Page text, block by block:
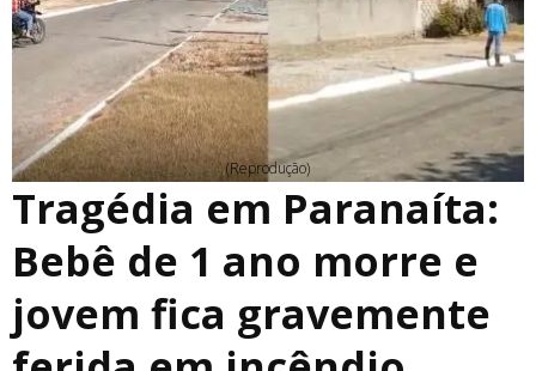
(Reprodução)
Tragédia em Paranaíta:
Bebê de 1 ano morre e
jovem fica gravemente